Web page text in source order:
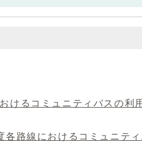
けるコミュニティバスの利
各路線におけるコミュニテ